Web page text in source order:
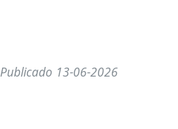
Publicado 13-06-2026